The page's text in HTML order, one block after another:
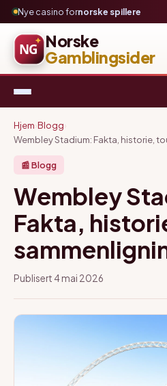
Nye casino fornorske spillere
Norske
Gamblingsider
Hjem Blogg
Wembley Stadium: Fakta, historie,
📰 Blogg
Wembley
Fakta,
Publisert 4 mai 2026